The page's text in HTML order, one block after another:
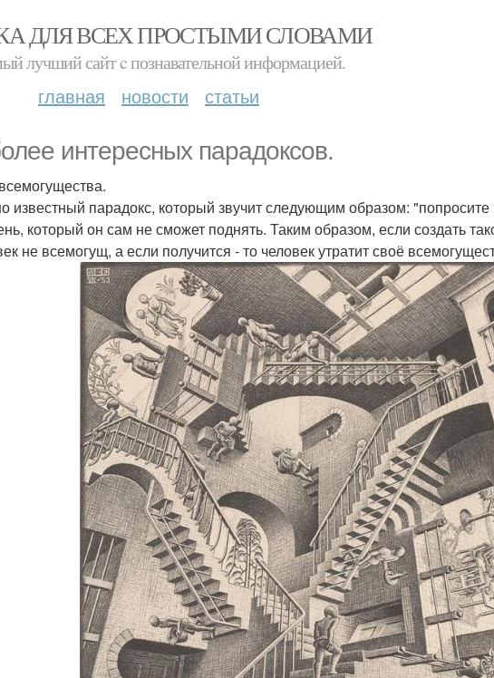
ДЛЯ ВСЕХ ПРОСТЫМИ СЛОВАМИ
лучший сайт c познавательной информацией.
главная новости статьи
интересных парадоксов.
известный парадокс, который звучит следующим образом:
который он сам не сможет поднять. Таким образом, если создать
не всемогущ, а если получится - то человек утратит своё